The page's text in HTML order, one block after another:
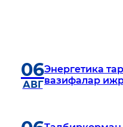
06
АВГ
Энергетика
вазифалар